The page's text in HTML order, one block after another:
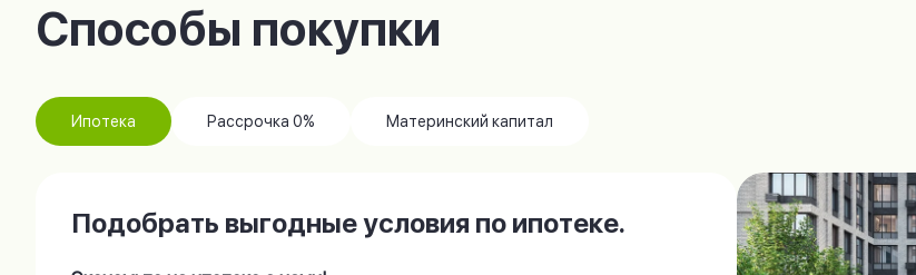
Способы покупки
Ипотека Рассрочка 0% Материнский капитал
Подобрать выгодные условия по ипотеке.